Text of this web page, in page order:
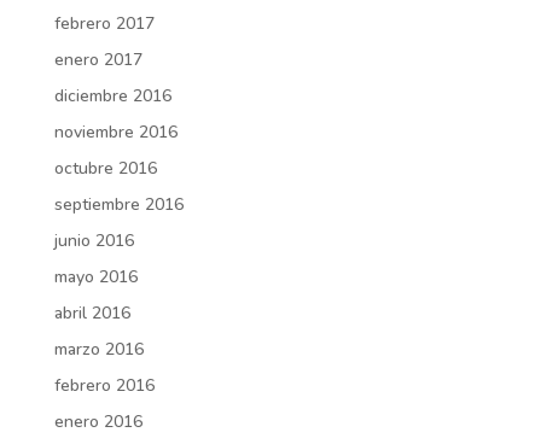
febrero 2017
enero 2017
diciembre 2016
noviembre 2016
octubre 2016
septiembre 2016
junio 2016
mayo 2016
abril 2016
marzo 2016
febrero 2016
enero 2016